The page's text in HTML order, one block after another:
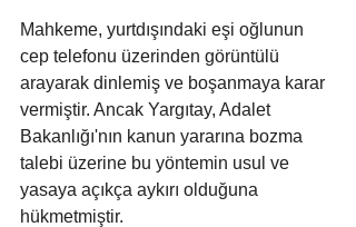
Mahkeme, yurtdışındaki eşi oğlunun
cep telefonu üzerinden görüntülü
arayarak dinlemiş ve boşanmaya karar
vermiştir. Ancak Yargıtay, Adalet
Bakanlığı'nın kanun yararına bozma
talebi üzerine bu yöntemin usul ve
yasaya açıkça aykırı olduğuna
hükmetmiştir.